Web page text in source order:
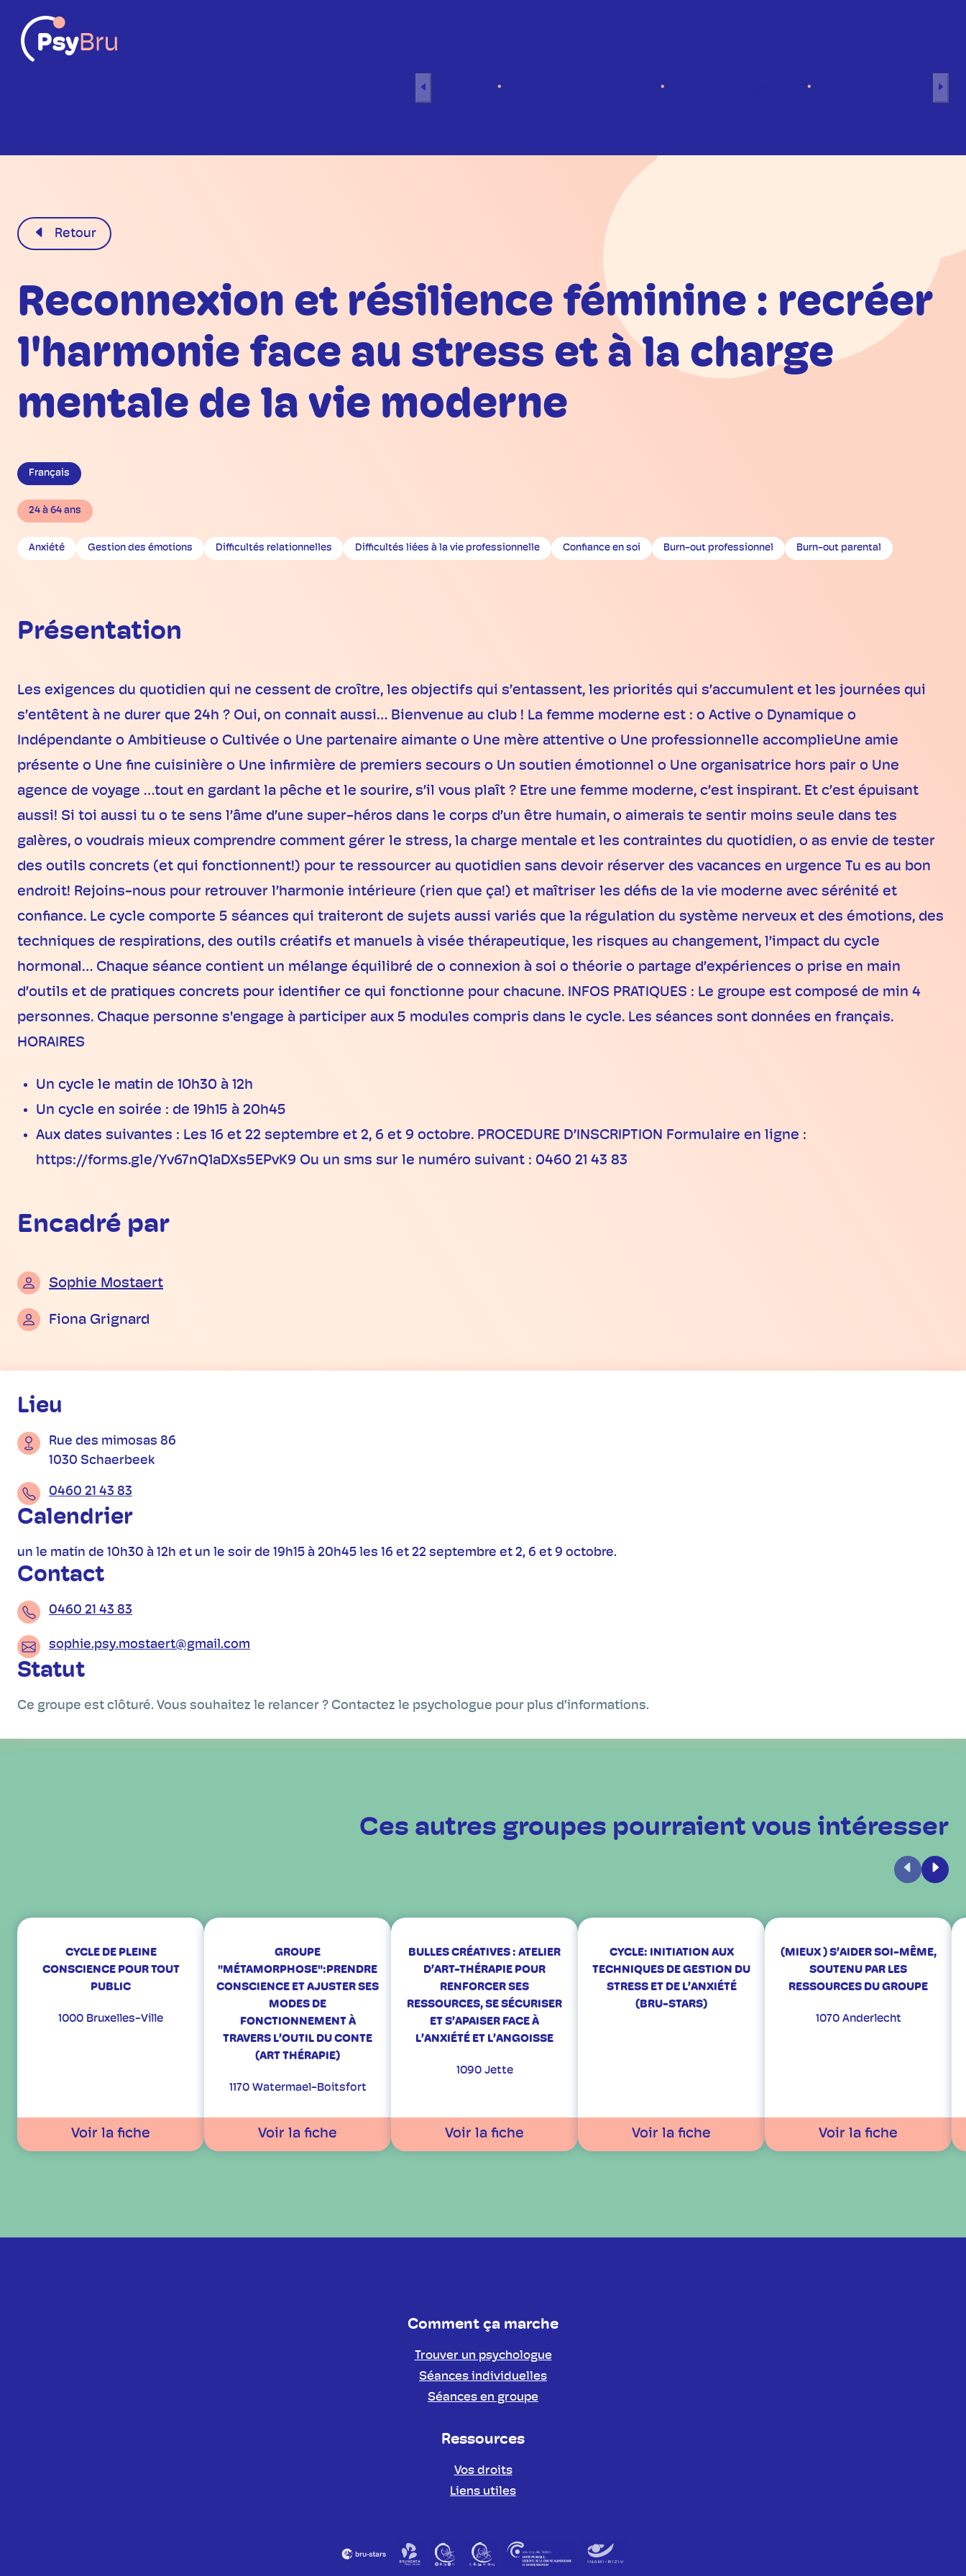
Retour
Reconnexion et résilience féminine : recréer
l'harmonie face au stress et à la charge
mentale de la vie moderne
Français
24 à 64 ans
Anxiété Gestion des émotions Difficultés relationnelles Difficultés liées à la vie professionnelle Confiance en soi Burn-out professionnel Burn-out parental
Présentation
Les exigences du quotidien qui ne cessent de croître, les objectifs qui s’entassent, les priorités qui s’accumulent et les journées qui
s’entêtent à ne durer que 24h ? Oui, on connait aussi… Bienvenue au club ! La femme moderne est : o Active o Dynamique o
Indépendante o Ambitieuse o Cultivée o Une partenaire aimante o Une mère attentive o Une professionnelle accomplieUne amie
présente o Une fine cuisinière o Une infirmière de premiers secours o Un soutien émotionnel o Une organisatrice hors pair o Une
agence de voyage …tout en gardant la pêche et le sourire, s’il vous plaît ? Etre une femme moderne, c’est inspirant. Et c’est épuisant
aussi! Si toi aussi tu o te sens l’âme d’une super-héros dans le corps d’un être humain, o aimerais te sentir moins seule dans tes
galères, o voudrais mieux comprendre comment gérer le stress, la charge mentale et les contraintes du quotidien, o as envie de tester
des outils concrets (et qui fonctionnent!) pour te ressourcer au quotidien sans devoir réserver des vacances en urgence Tu es au bon
endroit! Rejoins-nous pour retrouver l’harmonie intérieure (rien que ça!) et maîtriser les défis de la vie moderne avec sérénité et
confiance. Le cycle comporte 5 séances qui traiteront de sujets aussi variés que la régulation du système nerveux et des émotions, des
techniques de respirations, des outils créatifs et manuels à visée thérapeutique, les risques au changement, l’impact du cycle
hormonal… Chaque séance contient un mélange équilibré de o connexion à soi o théorie o partage d’expériences o prise en main
d’outils et de pratiques concrets pour identifier ce qui fonctionne pour chacune. INFOS PRATIQUES : Le groupe est composé de min 4
personnes. Chaque personne s'engage à participer aux 5 modules compris dans le cycle. Les séances sont données en français.
HORAIRES
Un cycle le matin de 10h30 à 12h
Un cycle en soirée : de 19h15 à 20h45
Aux dates suivantes : Les 16 et 22 septembre et 2, 6 et 9 octobre. PROCEDURE D’INSCRIPTION Formulaire en ligne :
https://forms.gle/Yv67nQ1aDXs5EPvK9 Ou un sms sur le numéro suivant : 0460 21 43 83
Encadré par
Sophie Mostaert
Fiona Grignard
Informations pratiques
Lieu
Rue des mimosas 86
1030 Schaerbeek
0460 21 43 83
Calendrier
un le matin de 10h30 à 12h et un le soir de 19h15 à 20h45 les 16 et 22 septembre et 2, 6 et 9 octobre.
Contact
0460 21 43 83
sophie.psy.mostaert@gmail.com
Statut
Ce groupe est clôturé. Vous souhaitez le relancer ? Contactez le psychologue pour plus d’informations.
Ces autres groupes pourraient vous intéresser
Précédent
CYCLE DE PLEINE
CONSCIENCE POUR TOUT
PUBLIC
1000 Bruxelles-Ville
Voir la fiche
GROUPE
"MÉTAMORPHOSE":PRENDRE
CONSCIENCE ET AJUSTER SES
MODES DE
FONCTIONNEMENT À
TRAVERS L’OUTIL DU CONTE
(ART THÉRAPIE)
1170 Watermael-Boitsfort
Voir la fiche
BULLES CRÉATIVES : ATELIER
D’ART-THÉRAPIE POUR
RENFORCER SES
RESSOURCES, SE SÉCURISER
ET S’APAISER FACE À
L’ANXIÉTÉ ET L’ANGOISSE
1090 Jette
Voir la fiche
CYCLE: INITIATION AUX
TECHNIQUES DE GESTION DU
STRESS ET DE L’ANXIÉTÉ
(BRU-STARS)
Voir la fiche
(MIEUX ) S’AIDER SOI-MÊME,
SOUTENU PAR LES
RESSOURCES DU GROUPE
1070 Anderlecht
Voir la fiche
Comment ça marche
Trouver un psychologue
Séances individuelles
Séances en groupe
Ressources
Vos droits
Liens utiles